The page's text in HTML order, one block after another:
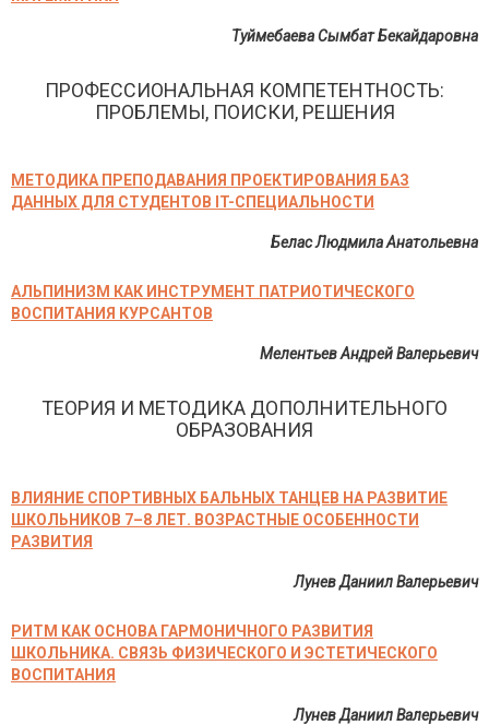
Туймебаева Сымбат Бекайдаровна
ПРОФЕССИОНАЛЬНАЯ КОМПЕТЕНТНОСТЬ:
ПРОБЛЕМЫ, ПОИСКИ, РЕШЕНИЯ
МЕТОДИКА ПРЕПОДАВАНИЯ ПРОЕКТИРОВАНИЯ БАЗ
ДАННЫХ ДЛЯ СТУДЕНТОВ IT-СПЕЦИАЛЬНОСТИ
Белас Людмила Анатольевна
АЛЬПИНИЗМ КАК ИНСТРУМЕНТ ПАТРИОТИЧЕСКОГО
ВОСПИТАНИЯ КУРСАНТОВ
Мелентьев Андрей Валерьевич
ТЕОРИЯ И МЕТОДИКА ДОПОЛНИТЕЛЬНОГО
ОБРАЗОВАНИЯ
ВЛИЯНИЕ СПОРТИВНЫХ БАЛЬНЫХ ТАНЦЕВ НА РАЗВИТИЕ
ШКОЛЬНИКОВ 7–8 ЛЕТ. ВОЗРАСТНЫЕ ОСОБЕННОСТИ
РАЗВИТИЯ
Лунев Даниил Валерьевич
РИТМ КАК ОСНОВА ГАРМОНИЧНОГО РАЗВИТИЯ
ШКОЛЬНИКА. СВЯЗЬ ФИЗИЧЕСКОГО И ЭСТЕТИЧЕСКОГО
ВОСПИТАНИЯ
Лунев Даниил Валерьевич